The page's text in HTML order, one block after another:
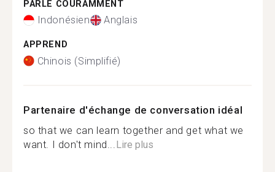
PARLE COURAMMENT
Indonésien Anglais
APPREND
Chinois (Simplifié)
Partenaire d'échange de conversation idéal
so that we can learn together and get what we
want. I don't mind... Lire plus